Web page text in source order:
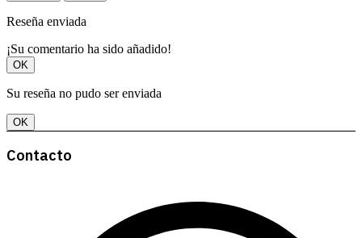
Reseña enviada
¡Su comentario ha sido añadido!
OK
Su reseña no pudo ser enviada
OK
Contacto